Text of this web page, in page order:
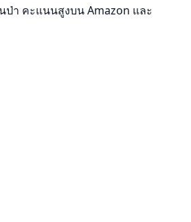
า คะแนนสูงบน Amazon และ